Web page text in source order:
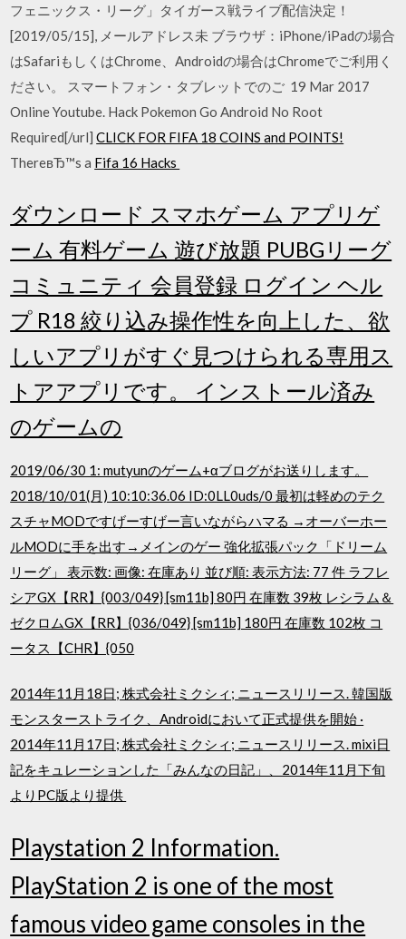
フェニックス・リーグ」タイガース戦ライブ配信決定！
[2019/05/15], メールアドレス未 ブラウザ：iPhone/iPadの場合
はSafariもしくはChrome、Androidの場合はChromeでご利用く
ださい。 スマートフォン・タブレットでのご 19 Mar 2017
Online Youtube. Hack Pokemon Go Android No Root
Required[/url]CLICK FOR FIFA 18 COINS and POINTS!
ThereвЂ™s a Fifa 16 Hacks
ダウンロード スマホゲーム アプリゲ
ーム 有料ゲーム 遊び放題 PUBGリーグ
コミュニティ 会員登録 ログイン ヘル
プ R18 絞り込み操作性を向上した、欲
しいアプリがすぐ見つけられる専用ス
トアアプリです。 インストール済み
のゲームの
2019/06/30 1: mutyunのゲーム+αブログがお送りします。
2018/10/01(月) 10:10:36.06 ID:0LL0uds/0 最初は軽めのテク
スチャMODですげーすげー言いながらハマる →オーバーホー
ルMODに手を出す→メインのゲー 強化拡張パック「ドリーム
リーグ」 表示数: 画像: 在庫あり 並び順: 表示方法: 77 件 ラフレ
シアGX【RR】{003/049} [sm11b] 80円 在庫数 39枚 レシラム＆
ゼクロムGX【RR】{036/049} [sm11b] 180円 在庫数 102枚 コ
ータス【CHR】{050
2014年11月18日; 株式会社ミクシィ; ニュースリリース. 韓国版
モンスターストライク、Androidにおいて正式提供を開始 ·
2014年11月17日; 株式会社ミクシィ; ニュースリリース. mixi日
記をキュレーションした「みんなの日記」、2014年11月下旬
よりPC版より提供
Playstation 2 Information.
PlayStation 2 is one of the most
famous video game consoles in the